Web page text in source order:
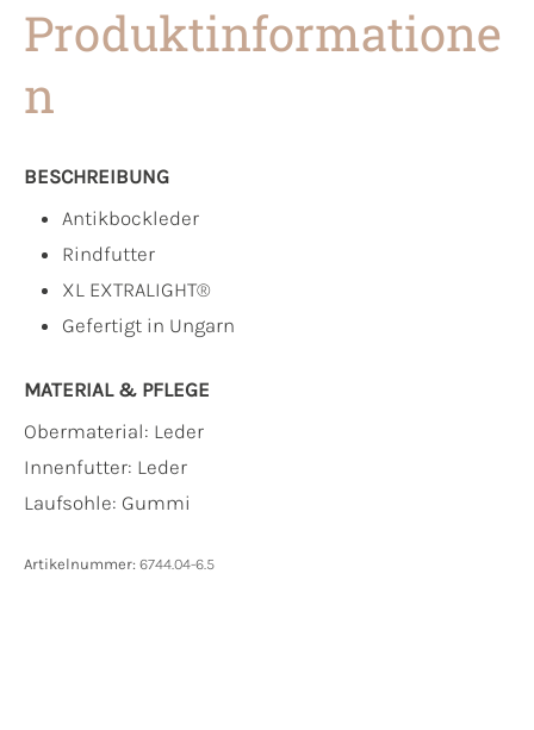
Produktinformatione
n
BESCHREIBUNG
Antikbockleder
Rindfutter
XL EXTRALIGHT®
Gefertigt in Ungarn
MATERIAL & PFLEGE
Obermaterial: Leder
Innenfutter: Leder
Laufsohle: Gummi
Artikelnummer: 6744.04-6.5